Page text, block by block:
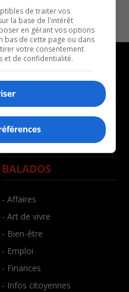
MUSIQUE
BALADOS
- Affaires
- Art de vivre
- Bien-être
- Emploi
- Finances
- Infos citoyennes
de traiter vos
la base de l'intérêt
en gérant vos options
bas de cette page ou dans
votre consentement
et de confidentialité.